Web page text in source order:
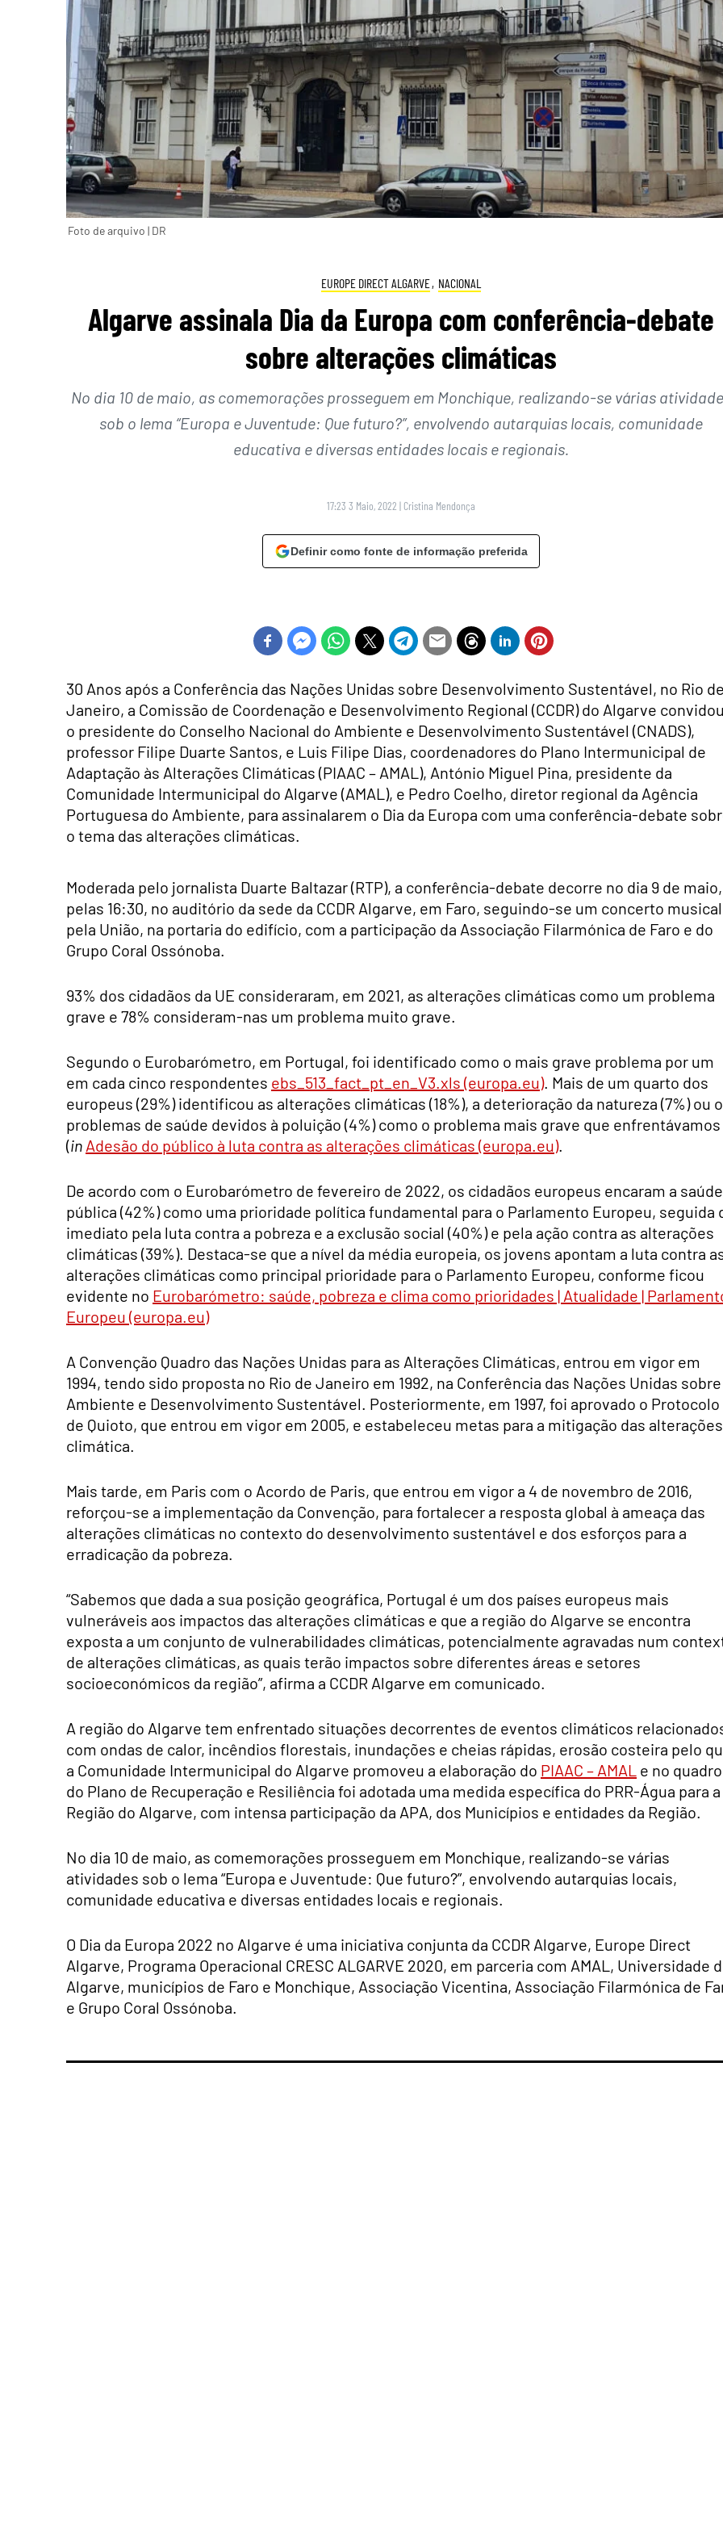
Foto de arquivo | DR
EUROPE DIRECT ALGARVE, NACIONAL
Algarve assinala Dia da Europa com conferência-debate
sobre alterações climáticas
No dia 10 de maio, as comemorações prosseguem em Monchique, realizando-se várias
sob o lema “Europa e Juventude: Que futuro?”, envolvendo autarquias locais, comunidade
educativa e diversas entidades locais e regionais.
17:23 3 Maio, 2022 | Cristina Mendonça
Definir como fonte de informação preferida
30 Anos após a Conferência das Nações Unidas sobre Desenvolvimento Sustentável, no Rio de
Janeiro, a Comissão de Coordenação e Desenvolvimento Regional (CCDR) do Algarve convidou
o presidente do Conselho Nacional do Ambiente e Desenvolvimento Sustentável (CNADS),
professor Filipe Duarte Santos, e Luis Filipe Dias, coordenadores do Plano Intermunicipal de
Adaptação às Alterações Climáticas (PIAAC – AMAL), António Miguel Pina, presidente da
Comunidade Intermunicipal do Algarve (AMAL), e Pedro Coelho, diretor regional da Agência
Portuguesa do Ambiente, para assinalarem o Dia da Europa com uma conferência-debate
o tema das alterações climáticas.
Moderada pelo jornalista Duarte Baltazar (RTP), a conferência-debate decorre no dia 9 de maio,
pelas 16:30, no auditório da sede da CCDR Algarve, em Faro, seguindo-se um concerto musical
pela União, na portaria do edifício, com a participação da Associação Filarmónica de Faro e do
Grupo Coral Ossónoba.
93% dos cidadãos da UE consideraram, em 2021, as alterações climáticas como um problema
grave e 78% consideram-nas um problema muito grave.
Segundo o Eurobarómetro, em Portugal, foi identificado como o mais grave problema por um
em cada cinco respondentes ebs_513_fact_pt_en_V3.xls (europa.eu). Mais de um quarto dos
europeus (29%) identificou as alterações climáticas (18%), a deterioração da natureza (7%) ou
problemas de saúde devidos à poluição (4%) como o problema mais grave que enfrentávamos
(in Adesão do público à luta contra as alterações climáticas (europa.eu).
De acordo com o Eurobarómetro de fevereiro de 2022, os cidadãos europeus encaram a saúde
pública (42%) como uma prioridade política fundamental para o Parlamento Europeu, seguida
imediato pela luta contra a pobreza e a exclusão social (40%) e pela ação contra as alterações
climáticas (39%). Destaca-se que a nível da média europeia, os jovens apontam a luta contra
alterações climáticas como principal prioridade para o Parlamento Europeu, conforme ficou
evidente no Eurobarómetro: saúde, pobreza e clima como prioridades | Atualidade |
Europeu (europa.eu)
A Convenção Quadro das Nações Unidas para as Alterações Climáticas, entrou em vigor em
1994, tendo sido proposta no Rio de Janeiro em 1992, na Conferência das Nações Unidas sobre
Ambiente e Desenvolvimento Sustentável. Posteriormente, em 1997, foi aprovado o Protocolo
de Quioto, que entrou em vigor em 2005, e estabeleceu metas para a mitigação das alterações
climática.
Mais tarde, em Paris com o Acordo de Paris, que entrou em vigor a 4 de novembro de 2016,
reforçou-se a implementação da Convenção, para fortalecer a resposta global à ameaça das
alterações climáticas no contexto do desenvolvimento sustentável e dos esforços para a
erradicação da pobreza.
“Sabemos que dada a sua posição geográfica, Portugal é um dos países europeus mais
vulneráveis aos impactos das alterações climáticas e que a região do Algarve se encontra
exposta a um conjunto de vulnerabilidades climáticas, potencialmente agravadas num
de alterações climáticas, as quais terão impactos sobre diferentes áreas e setores
socioeconómicos da região”, afirma a CCDR Algarve em comunicado.
A região do Algarve tem enfrentado situações decorrentes de eventos climáticos
com ondas de calor, incêndios florestais, inundações e cheias rápidas, erosão costeira pelo
a Comunidade Intermunicipal do Algarve promoveu a elaboração do PIAAC – AMAL e no quadro
do Plano de Recuperação e Resiliência foi adotada uma medida específica do PRR-Água para a
Região do Algarve, com intensa participação da APA, dos Municípios e entidades da Região.
No dia 10 de maio, as comemorações prosseguem em Monchique, realizando-se várias
atividades sob o lema “Europa e Juventude: Que futuro?”, envolvendo autarquias locais,
comunidade educativa e diversas entidades locais e regionais.
O Dia da Europa 2022 no Algarve é uma iniciativa conjunta da CCDR Algarve, Europe Direct
Algarve, Programa Operacional CRESC ALGARVE 2020, em parceria com AMAL, Universidade
Algarve, municípios de Faro e Monchique, Associação Vicentina, Associação Filarmónica de
e Grupo Coral Ossónoba.